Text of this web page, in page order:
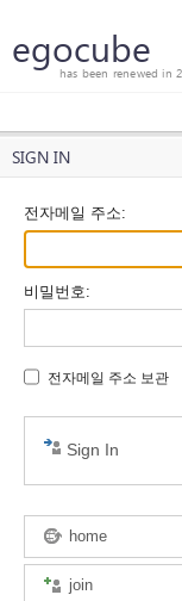
egocube
has been renewed in
SIGN IN
전자메일 주소:
비밀번호:
전자메일 주소 보관
Sign In
home
join